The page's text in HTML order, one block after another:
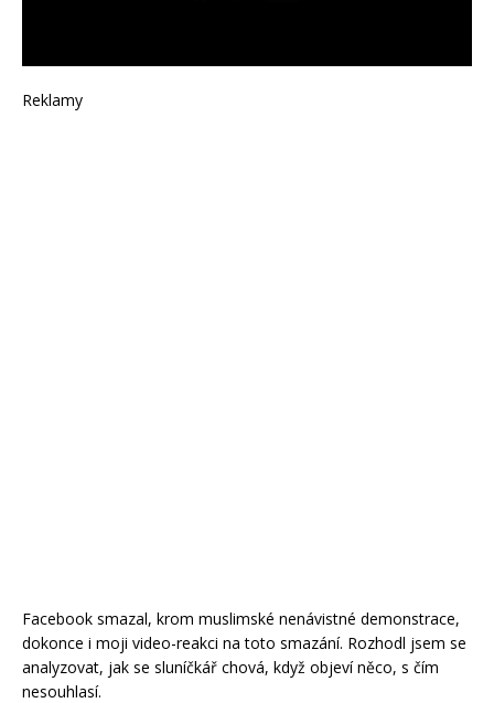
Reklamy
Facebook smazal, krom muslimské nenávistné demonstrace,
dokonce i moji video-reakci na toto smazání. Rozhodl jsem se
analyzovat, jak se sluníčkář chová, když objeví něco, s čím
nesouhlasí.